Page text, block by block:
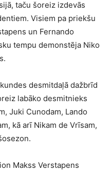
taču šoreiz izdevās
Visiem pa priekšu
un Fernando
tempu demonstēja Niko
desmitdaļā dažbrīd
labāko desmitnieks
Juki Cunodam, Lando
kā arī Nikam de Vrīsam,
Makss Verstapens